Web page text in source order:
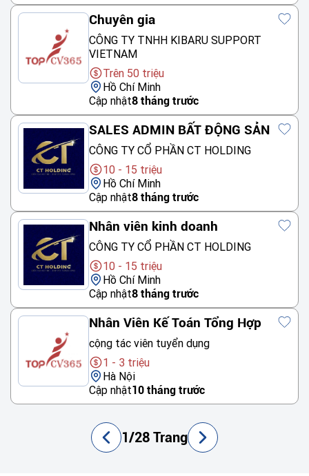
Chuyên gia
CÔNG TY TNHH KIBARU SUPPORT
VIETNAM
Trên 50 triệu
Hồ Chí Minh
Cập nhật8 tháng trước
SALES ADMIN BẤT ĐỘNG SẢN
CÔNG TY CỔ PHẦN CT HOLDING
10 - 15 triệu
Hồ Chí Minh
Cập nhật8 tháng trước
Nhân viên kinh doanh
CÔNG TY CỔ PHẦN CT HOLDING
10 - 15 triệu
Hồ Chí Minh
Cập nhật8 tháng trước
Nhân Viên Kế Toán Tổng Hợp
cộng tác viên tuyển dụng
1 - 3 triệu
Hà Nội
Cập nhật10 tháng trước
1/28 Trang